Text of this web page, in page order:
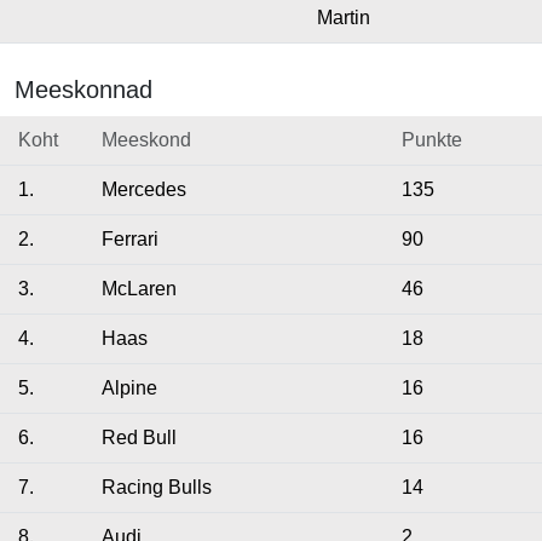
Martin
Meeskonnad
Koht Meeskond Punkte
1. Mercedes 135
2. Ferrari 90
3. McLaren 46
4. Haas 18
5. Alpine 16
6. Red Bull 16
7. Racing Bulls 14
8. Audi 2